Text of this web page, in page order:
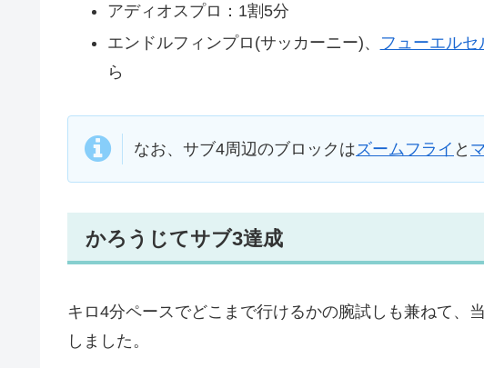
アディオスプロ：1割5分
エンドルフィンプロ(サッカーニー)、
フューエルセ
ら
なお、サブ4周辺のブロックはズームフライ と
かろうじてサブ3達成
キロ4分ペースでどこまで行けるかの腕試しも兼ねて、
しました。